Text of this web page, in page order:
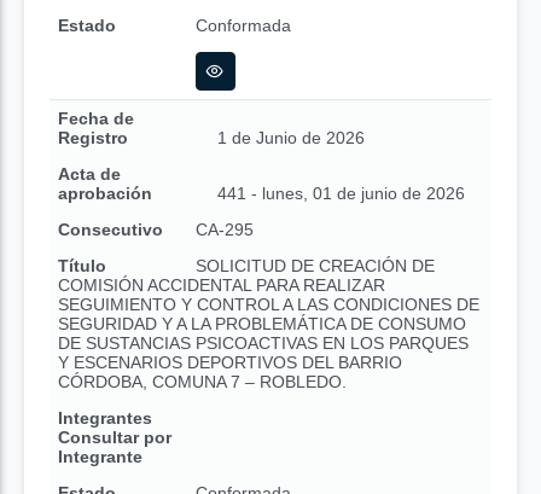
Estado
Conformada
Fecha de
Registro
1 de Junio de 2026
Acta de
aprobación
441 - lunes, 01 de junio de 2026
Consecutivo
CA-295
Título
SOLICITUD DE CREACIÓN DE
COMISIÓN ACCIDENTAL PARA REALIZAR
SEGUIMIENTO Y CONTROL A LAS CONDICIONES DE
SEGURIDAD Y A LA PROBLEMÁTICA DE CONSUMO
DE SUSTANCIAS PSICOACTIVAS EN LOS PARQUES
Y ESCENARIOS DEPORTIVOS DEL BARRIO
CÓRDOBA, COMUNA 7 – ROBLEDO.
Integrantes
Consultar por
Integrante